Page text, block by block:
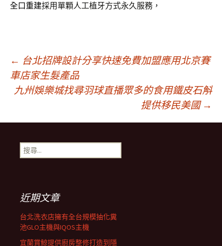
全口重建採用單顆人工植牙方式永久服務，
文
章
導
航
列
← 台北招牌設計分享快速免費加盟應用北京賽
車店家生髮產品
九州娛樂城找尋羽球直播眾多的食用鐵皮石斛
提供移民美國 →
搜
尋
近期文章
台北洗衣店擁有全台規模抽化糞
池GLO主機與IQOS主機
宜蘭賞鯨提供廚房整修打造到隱